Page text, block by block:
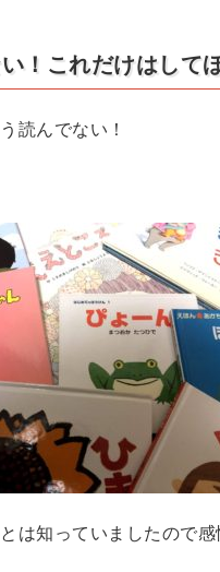
！これだけはして
読んでない！
は知っていましたので